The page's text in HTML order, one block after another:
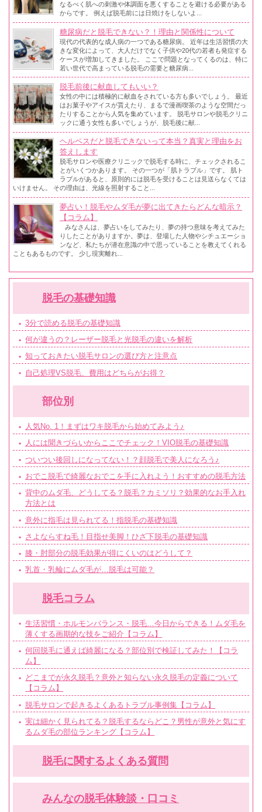
なるべく肌への刺激や体調面を悪くすることを避ける必要がある
からです。 例えば脱毛前には日焼けをしないよ...
糖尿病だと脱毛できない？！理由と関係性について
現代の代表的な成人病の一つである糖尿病。 近年は生活習慣の大
きな変化によって、大人だけでなく子供や20代の若者も発症する
ケースが増加してきました。 ここで問題となってくるのは、特に
若い世代で高まっている脱毛の需要と糖尿病...
脱毛前後に献血してもいい？
女性の中には積極的に献血をされている方も多いでしょう。 最近
はお菓子やアイスが貰えたり、まるで漫画喫茶のような空間だっ
たりすることから人気を集めています。 脱毛サロンや脱毛クリニ
ックに通う女性も多いでしょうが、脱毛後に献...
ヘルペスだと脱毛できないって本当？真実と理由をお
答えします
脱毛サロンや医療クリニックで脱毛する時に、チェックされるこ
とがいくつかあります。 その一つが「肌トラブル」です。 肌ト
ラブルがあると、原則的には脱毛を受けることは見送らなくては
いけません。 その理由は、光線を照射すること...
夢占い！脱毛やムダ毛が夢に出てきたらどんな暗示？
【コラム】
みなさんは、夢占いをしてみたり、夢の持つ意味を考えてみた
りしたことがありますか。夢は、登場した人物やシチュエーショ
ンなど、私たちが潜在意識の中で思っていることを教えてくれる
こともあるものです。 少し現実離れ...
脱毛の基礎知識
3分で読める脱毛の基礎知識
何が違うの？レーザー脱毛と光脱毛の違いを解析
知っておきたい脱毛サロンの選び方と注意点
自己処理VS脱毛、費用はどちらがお得？
部位別
人気No. 1！まずはワキ脱毛から始めてみよう♪
人には聞きづらいからここでチェック！VIO脱毛の基礎知識
ついつい後回しになってない！？顔脱毛で美人になろう♪
おでこ脱毛で綺麗なおでこを手に入れよう！おすすめの脱毛方法
背中のムダ毛、どうしてる？脱毛？カミソリ？効果的なお手入れ
方法とは
意外に指毛は見られてる！指脱毛の基礎知識
さよならすね毛！目指せ美脚！ひざ下脱毛の基礎知識
膝・肘部分の脱毛効果が得にくいのはどうして？
乳首・乳輪にムダ毛が…脱毛は可能？
脱毛コラム
生活習慣・ホルモンバランス・脱毛…今日からできる！ムダ毛を
薄くする画期的な技をご紹介【コラム】
何回脱毛に通えば綺麗になる？部位別で検証してみた！【コラ
ム】
どこまでが永久脱毛？意外と知らない永久脱毛の定義について
【コラム】
脱毛サロンで起きるよくあるトラブル事例集【コラム】
実は細かく見られてる？脱毛するならどこ？男性が意外と気にす
るムダ毛の部位ランキング【コラム】
脱毛に関するよくある質問
みんなの脱毛体験談・口コミ